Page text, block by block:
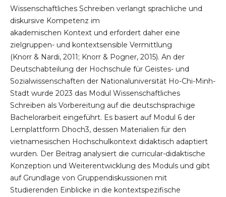
Wissenschaftliches Schreiben verlangt sprachliche und
diskursive Kompetenz im
akademischen Kontext und erfordert daher eine
zielgruppen- und kontextsensible Vermittlung
(Knorr & Nardi, 2011; Knorr & Pogner, 2015). An der
Deutschabteilung der Hochschule für Geistes- und
Sozialwissenschaften der Nationaluniversität Ho-Chi-Minh-
Stadt wurde 2023 das Modul Wissenschaftliches
Schreiben als Vorbereitung auf die deutschsprachige
Bachelorarbeit eingeführt. Es basiert auf Modul 6 der
Lernplattform Dhoch3, dessen Materialien für den
vietnamesischen Hochschulkontext didaktisch adaptiert
wurden. Der Beitrag analysiert die curricular-didaktische
Konzeption und Weiterentwicklung des Moduls und gibt
auf Grundlage von Gruppendiskussionen mit
Studierenden Einblicke in die kontextspezifische